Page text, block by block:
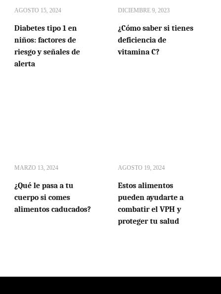
AGOSTO 15, 2024
Diabetes tipo 1 en
niños: factores de
riesgo y señales de
alerta
DICIEMBRE 9, 2023
¿Cómo saber si tienes
deficiencia de
vitamina C?
MARZO 13, 2024
¿Qué le pasa a tu
cuerpo si comes
alimentos caducados?
AGOSTO 19, 2024
Estos alimentos
pueden ayudarte a
combatir el VPH y
proteger tu salud